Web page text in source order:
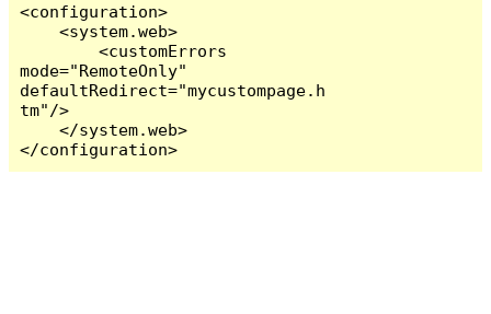
<configuration>
    <system.web>
        <customErrors
mode="RemoteOnly"
defaultRedirect="mycustompage.h
tm"/>
    </system.web>
</configuration>